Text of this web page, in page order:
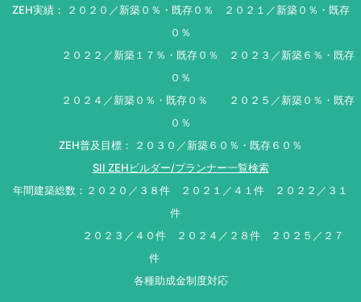
ZEH実績： ２０２０／新築０％・既存０％ ２０２１／新築０％・既存
０％
２０２２／新築１７％・既存０％ ２０２３／新築６％・既存
０％
２０２４／新築０％・既存０％ ２０２５／新築０％・既存
０％
ZEH普及目標： ２０３０／新築６０％・既存６０％
SII ZEHビルダー/プランナー一覧検索
年間建築総数：２０２０／３８件 ２０２１／４１件 ２０２２／３１
件
２０２３／４０件 ２０２４／２８件 ２０２５／２７
件
各種助成金制度対応